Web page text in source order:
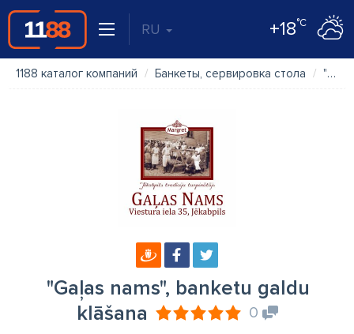
RU +18°C
1188 каталог компаний Банкеты, сервировка стола "Gaļas nams", banketu galdu klāšana
"Gaļas nams", banketu galdu
klāšana
0